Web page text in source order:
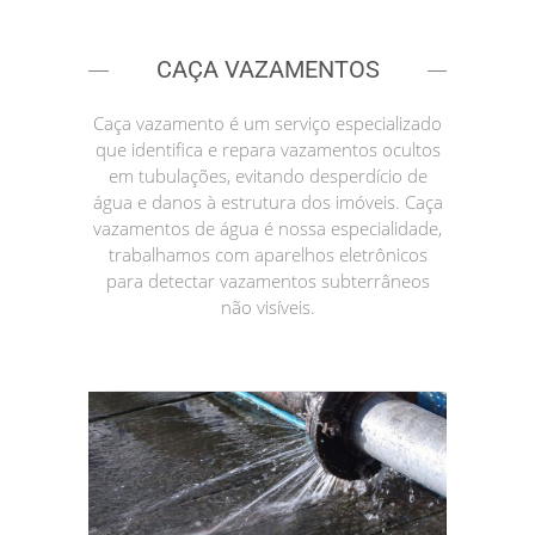
CAÇA VAZAMENTOS
Caça vazamento é um serviço especializado
que identifica e repara vazamentos ocultos
em tubulações, evitando desperdício de
água e danos à estrutura dos imóveis. Caça
vazamentos de água é nossa especialidade,
trabalhamos com aparelhos eletrônicos
para detectar vazamentos subterrâneos
não visíveis.